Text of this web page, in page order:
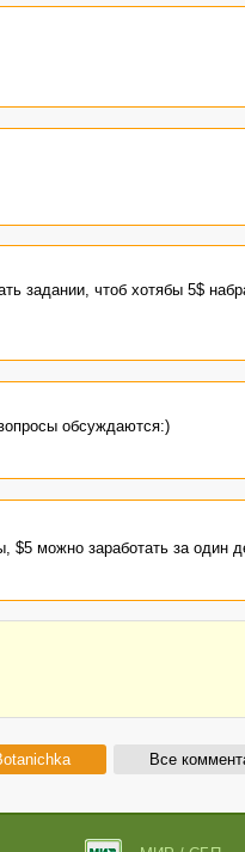
задании, чтоб хотябы 5$
обсуждаются:)
$5 можно заработать за один
Все